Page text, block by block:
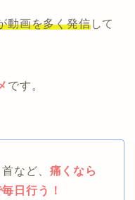
動画を多く発信して
です。
など、 痛くなら
日行う！